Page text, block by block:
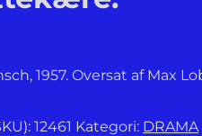
1957. Oversat af Max
12461 Kategori: DRAMA